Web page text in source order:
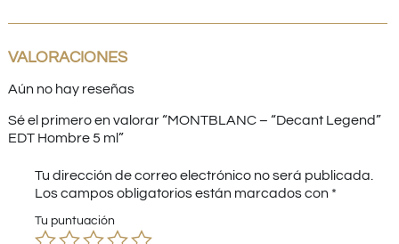
VALORACIONES
Aún no hay reseñas
Sé el primero en valorar “MONTBLANC – “Decant Legend”
EDT Hombre 5 ml”
Tu dirección de correo electrónico no será publicada.
Los campos obligatorios están marcados con *
Tu puntuación